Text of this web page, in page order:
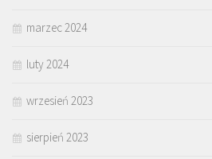
marzec 2024
luty 2024
wrzesień 2023
sierpień 2023